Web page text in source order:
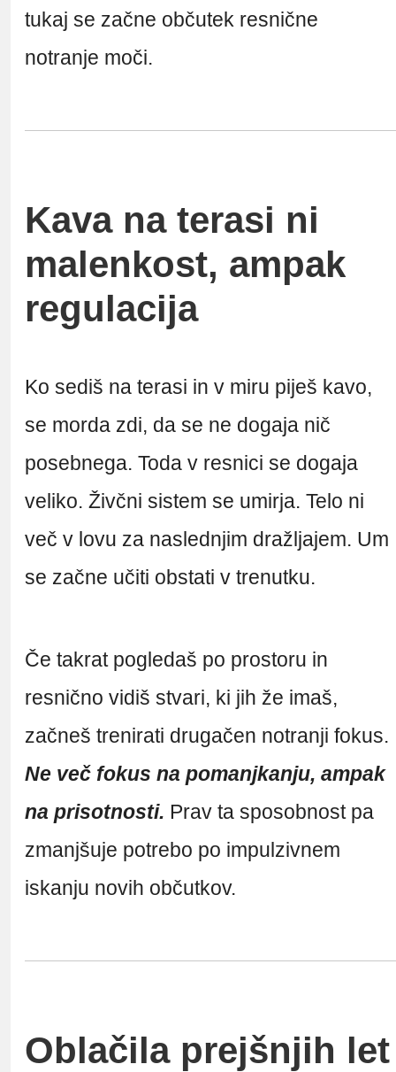
tukaj se začne občutek resnične
notranje moči.
Kava na terasi ni
malenkost, ampak
regulacija
Ko sediš na terasi in v miru piješ kavo,
se morda zdi, da se ne dogaja nič
posebnega. Toda v resnici se dogaja
veliko. Živčni sistem se umirja. Telo ni
več v lovu za naslednjim dražljajem. Um
se začne učiti obstati v trenutku.
Če takrat pogledaš po prostoru in
resnično vidiš stvari, ki jih že imaš,
začneš trenirati drugačen notranji fokus.
Ne več fokus na pomanjkanju, ampak
na prisotnosti. Prav ta sposobnost pa
zmanjšuje potrebo po impulzivnem
iskanju novih občutkov.
Oblačila prejšnjih let